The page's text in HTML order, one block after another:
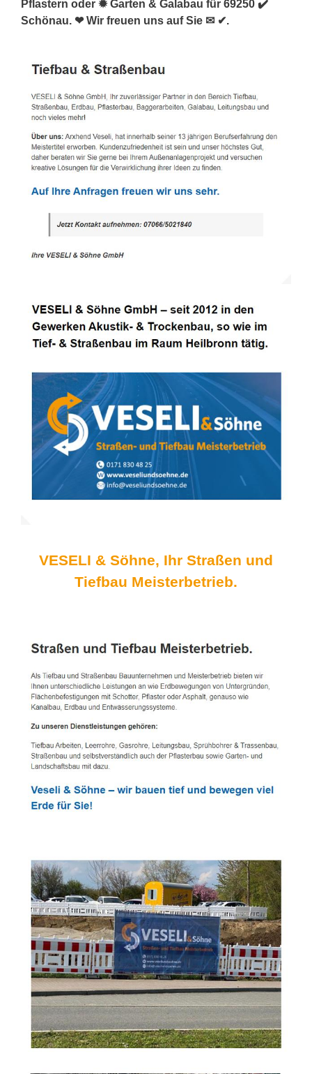
Pflastern oder ✹ Garten & Galabau für 69250 ✔️
Schönau. ❤ Wir freuen uns auf Sie ✉ ✔.
VESELI & Söhne, Ihr Straßen und
Tiefbau Meisterbetrieb.